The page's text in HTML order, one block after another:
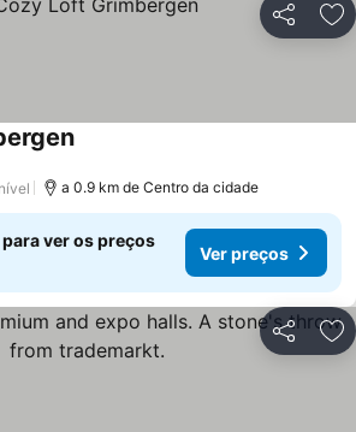
Partilhar
a 0.9 km de Centro da cidade
ver os preços
Ver preços
Partilhar